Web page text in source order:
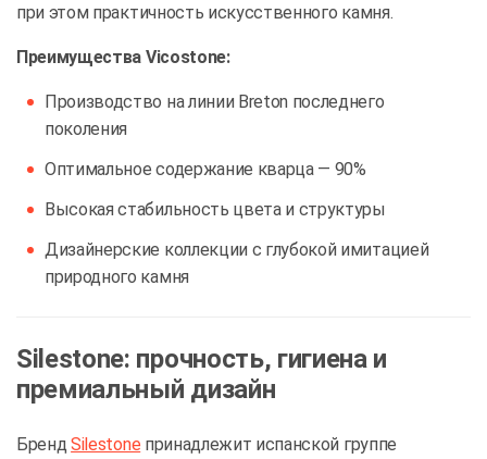
при этом практичность искусственного камня.
Преимущества Vicostone:
Производство на линии Breton последнего
поколения
Оптимальное содержание кварца — 90%
Высокая стабильность цвета и структуры
Дизайнерские коллекции с глубокой имитацией
природного камня
Silestone: прочность, гигиена и
премиальный дизайн
БрендSilestone принадлежит испанской группе